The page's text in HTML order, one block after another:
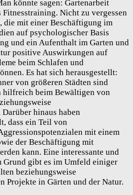
könnte sagen: Gartenarbeit
Nicht zu vergessen
die mit einer Beschäftigung im
auf psychologischer Basis
und ein Aufenthalt im Garten und
positive Auswirkungen auf
beim Schlafen und
Es hat sich herausgestellt:
von größeren Städten sind
hilfreich beim Bewältigen von
hinaus haben
dass ein Teil von
mit einem
der Beschäftigung mit
kann. Eine interessante und
Grund gibt es im Umfeld einiger
beziehungsweise
Projekte in Gärten und der Natur.